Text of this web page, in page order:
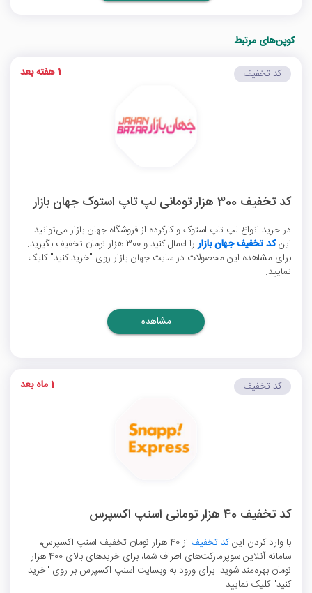
کوپن‌های مرتبط
کد تخفیف 300 هزار تومانی لپ تاپ استوک جهان بازار
در خرید انواع لپ تاپ استوک و کارکرده از فروشگاه جهان بازار می‌توانید
اینکد تخفیف جهان بازار
را اعمال کنید و 300 هزار تومان تخفیف بگیرید.
برای مشاهده این محصولات در سایت جهان بازار روی "خرید کنید" کلیک
نمایید.
کد تخفیف 1 هفته بعد
مشاهده
کد تخفیف 40 هزار تومانی اسنپ اکسپرس
با وارد کردن اینکد تخفیف
از 40 هزار تومان تخفیف اسنپ اکسپرس،
سامانه آنلاین سوپرمارکت‌های اطراف شما، برای خریدهای بالای 400 هزار
تومان بهره‌مند شوید. برای ورود به وبسایت اسنپ اکسپرس بر روی "خرید
کنید" کلیک نمایید.
کد تخفیف 1 ماه بعد